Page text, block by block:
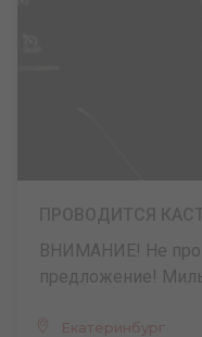
ВНИМАНИЕ! Не
предложение!
Екатеринбург